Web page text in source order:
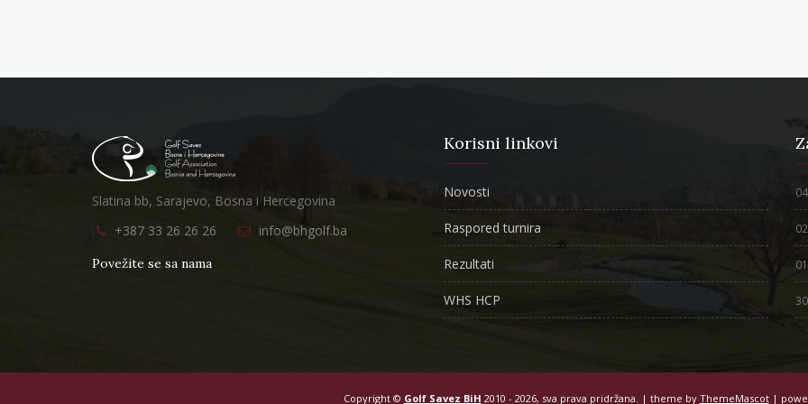
Slatina bb, Sarajevo, Bosna i Hercegovina
+387 33 26 26 26
info@bhgolf.ba
Povežite se sa nama
Korisni linkovi
Novosti
Raspored turnira
Rezultati
WHS HCP
Copyright © Golf Savez BiH 2010 - 2026, sva prava pridržana. | theme by ThemeMascot|